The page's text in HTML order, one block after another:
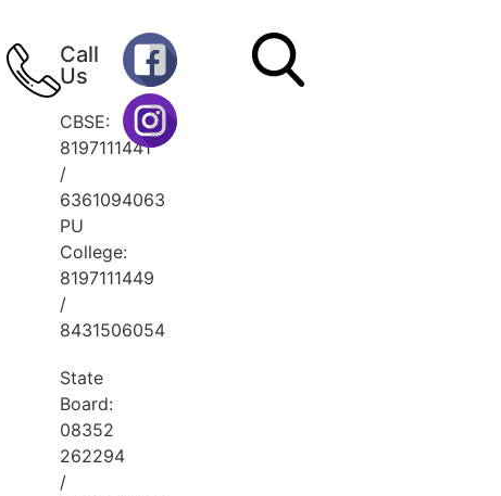
Call
Us
CBSE:
8197111441
/
6361094063
PU
College:
8197111449
/
8431506054
State
Board:
08352
262294
/